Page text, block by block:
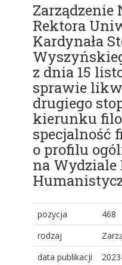
Zarządzenie
Rektora
Kardynała
z dnia 15
sprawie
drugiego
kierunku
specjalność
o profilu
na Wydziale
pozycja
468
rodzaj
data publikacji